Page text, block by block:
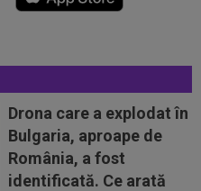
Drona care a explodat în
Bulgaria, aproape de
România, a fost
identificată. Ce arată
2-2. Meci
titular. Cele mai...
s-a convins, după
Extraordinar”